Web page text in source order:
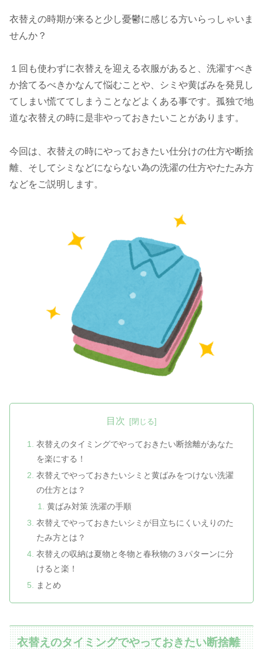
衣替えの時期が来ると少し憂鬱に感じる方いらっしゃいま
せんか？
１回も使わずに衣替えを迎える衣服があると、洗濯すべき
か捨てるべきかなんて悩むことや、シミや黄ばみを発見し
てしまい慌ててしまうことなどよくある事です。孤独で地
道な衣替えの時に是非やっておきたいことがあります。
今回は、衣替えの時にやっておきたい仕分けの仕方や断捨
離、そしてシミなどにならない為の洗濯の仕方やたたみ方
などをご説明します。
目次
衣替えのタイミングでやっておきたい断捨離があなた
を楽にする！
衣替えでやっておきたいシミと黄ばみをつけない洗濯
の仕方とは？
黄ばみ対策 洗濯の手順
衣替えでやっておきたいシミが目立ちにくいえりのた
たみ方とは？
衣替えの収納は夏物と冬物と春秋物の３パターンに分
けると楽！
まとめ
衣替えのタイミングでやっておきたい断捨離